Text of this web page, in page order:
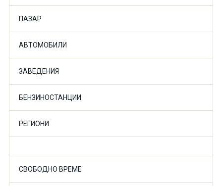
ПАЗАР
АВТОМОБИЛИ
ЗАВЕДЕНИЯ
БЕНЗИНОСТАНЦИИ
РЕГИОНИ
СВОБОДНО ВРЕМЕ